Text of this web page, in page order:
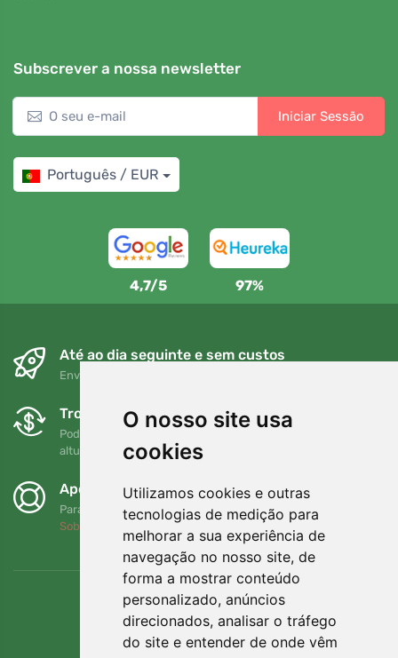
O nosso site usa
cookies
Utilizamos cookies e outras
tecnologias de medição para
melhorar a sua experiência de
navegação no nosso site, de
forma a mostrar conteúdo
personalizado, anúncios
direcionados, analisar o tráfego
do site e entender de onde vêm
Subscrever a nossa newsletter
Iniciar Sessão
Português / EUR
4,7/5 97%
Até ao dia seguinte e sem custos
Envio gratuito para encomendas superiores a 80 EUR
Trocas e devoluções gratuitas
Pode devolver ou trocar a sua encomenda em qualquer
altura no prazo de 90 dias
Apoiamos a Trees.org
Para cada encomenda plantamos uma árvore! Leia mais
Sobre nós